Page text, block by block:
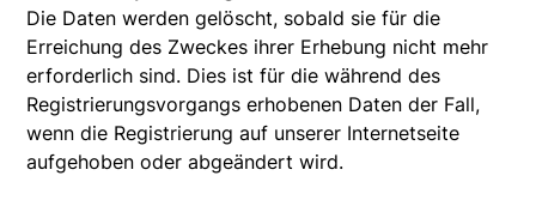
Die Daten werden gelöscht, sobald sie für die
Erreichung des Zweckes ihrer Erhebung nicht mehr
erforderlich sind. Dies ist für die während des
Registrierungsvorgangs erhobenen Daten der Fall,
wenn die Registrierung auf unserer Internetseite
aufgehoben oder abgeändert wird.